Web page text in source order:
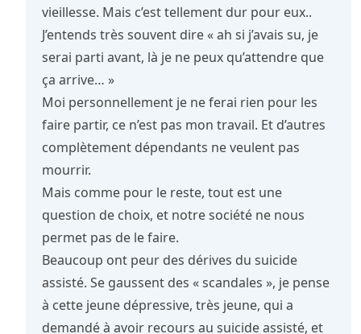
vieillesse. Mais c’est tellement dur pour eux..
J’entends très souvent dire « ah si j’avais su, je
serai parti avant, là je ne peux qu’attendre que
ça arrive… »
Moi personnellement je ne ferai rien pour les
faire partir, ce n’est pas mon travail. Et d’autres
complètement dépendants ne veulent pas
mourrir.
Mais comme pour le reste, tout est une
question de choix, et notre société ne nous
permet pas de le faire.
Beaucoup ont peur des dérives du suicide
assisté. Se gaussent des « scandales », je pense
à cette jeune dépressive, très jeune, qui a
demandé à avoir recours au suicide assisté, et